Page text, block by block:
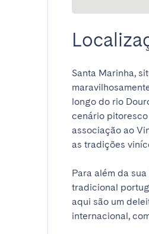
Santa Marinha,
longo do rio
cenário
associação ao
as tradições
Para além da
tradicional
aqui são um
internacional,